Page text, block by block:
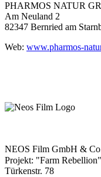
PHARMOS NATUR
Am Neuland 2
82347 Bernried am
Web: www.pharmos-
NEOS Film GmbH &
Projekt: "Farm Rebellion"
Türkenstr. 78